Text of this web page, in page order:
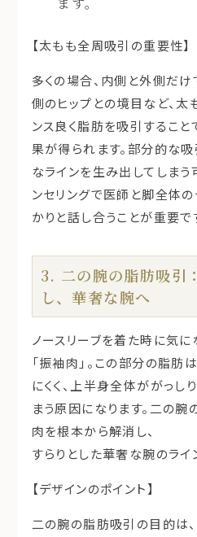
【太もも全周吸引の重要性】
多くの場合、内側と外側だけ
側のヒップとの境目など、太
ンス良く脂肪を吸引するこ
果が得られます。部分的な吸
なラインを生み出してしま
ンセリングで医師と脚全体の
かりと話し合うことが重要で
3. 二の腕の脂肪吸引
し、華奢な腕へ
ノースリーブを着た時に気に
「振袖肉」。この部分の脂肪
にくく、上半身全体ががっし
まう原因になります。二の
肉を根本から解消し、
すらりとした華奢な腕のライ
【デザインのポイント】
二の腕の脂肪吸引の目的は、